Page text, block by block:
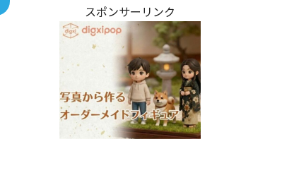
スポンサーリンク